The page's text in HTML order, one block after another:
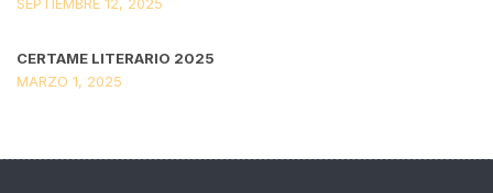
CERTAME LITERARIO 2025
MARZO 1, 2025